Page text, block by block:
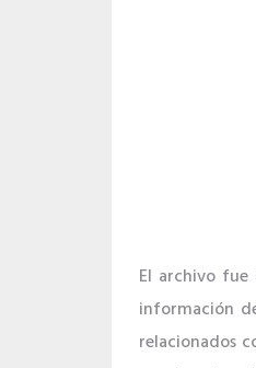
El archivo
información
relacionados